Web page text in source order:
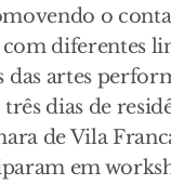
o
diferentes
artes
dias de
de Vila
em